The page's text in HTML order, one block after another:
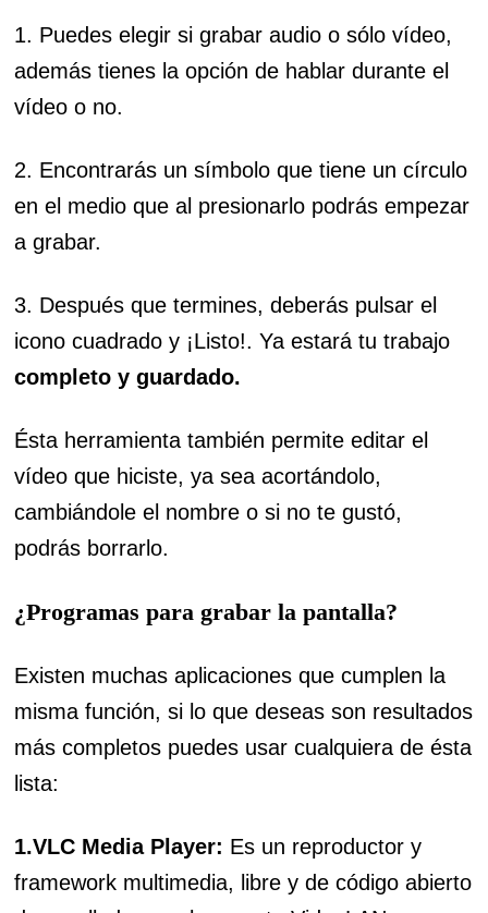
1. Puedes elegir si grabar audio o sólo vídeo,
además tienes la opción de hablar durante el
vídeo o no.
2. Encontrarás un símbolo que tiene un círculo
en el medio que al presionarlo podrás empezar
a grabar.
3. Después que termines, deberás pulsar el
icono cuadrado y ¡Listo!. Ya estará tu trabajo
completo y guardado.
Ésta herramienta también permite editar el
vídeo que hiciste, ya sea acortándolo,
cambiándole el nombre o si no te gustó,
podrás borrarlo.
¿Programas para grabar la pantalla?
Existen muchas aplicaciones que cumplen la
misma función, si lo que deseas son resultados
más completos puedes usar cualquiera de ésta
lista:
1.VLC Media Player: Es un reproductor y
framework multimedia, libre y de código abierto